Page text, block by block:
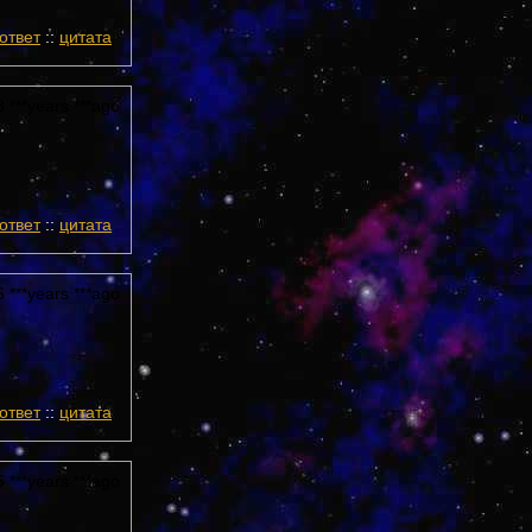
ответ:: цитата
***years ***ago
ответ:: цитата
***years ***ago
ответ:: цитата
***ago